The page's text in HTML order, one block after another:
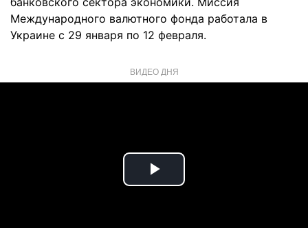
Международного валютного фонда работала в
Украине с 29 января по 12 февраля.
ВИДЕО ДНЯ
Play